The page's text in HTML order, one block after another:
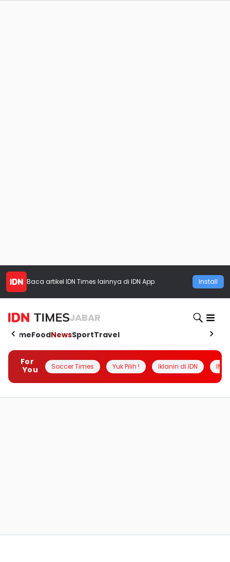
Baca artikel IDN Times lainnya di IDN App Install
JABAR
HomeFoodNewsSportTravel
For
You
Soccer Times Yuk Pilih ! Iklanin di IDN